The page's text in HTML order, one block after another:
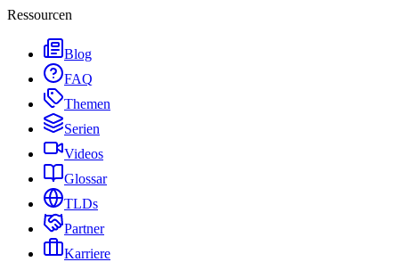
Ressourcen
Blog
FAQ
Themen
Serien
Videos
Glossar
TLDs
Partner
Karriere